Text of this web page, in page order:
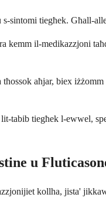
sintomi tiegħek. Għall-
kemm il-medikazzjoni
aħjar, biex
tabib tiegħek l-ewwel,
u
kollha, jista'